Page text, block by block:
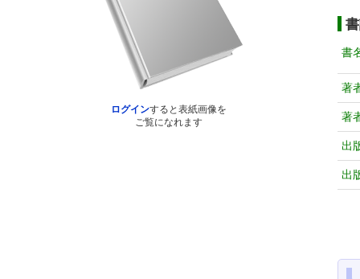
ログインすると表紙画像を
ご覧になれます
書
著
著
出
出